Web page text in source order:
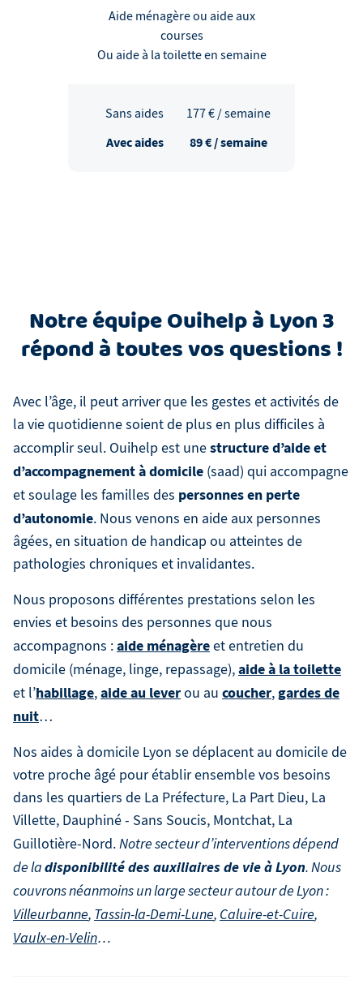
Aide ménagère ou aide aux
courses
Ou aide à la toilette en semaine
Sans aides 177€ / semaine
Avec aides 89€ / semaine
Notre équipe Ouihelp à Lyon 3
répond à toutes vos questions !
Avec l’âge, il peut arriver que les gestes et activités de
la vie quotidienne soient de plus en plus difficiles à
accomplir seul. Ouihelp est unestructure d’aide et
d’accompagnement à domicile (saad) qui accompagne
et soulage les familles des personnes en perte
d’autonomie. Nous venons en aide aux personnes
âgées, en situation de handicap ou atteintes de
pathologies chroniques et invalidantes.
Nous proposons différentes prestations selon les
envies et besoins des personnes que nous
accompagnons :aide ménagèreet entretien du
domicile (ménage, linge, repassage),aide à la toilette
et l’habillage,aide au leverou au coucher,gardes de
nuit…
Nos aides à domicile Lyon se déplacent au domicile de
votre proche âgé pour établir ensemble vos besoins
dans les quartiers de La Préfecture, La Part Dieu, La
Villette, Dauphiné - Sans Soucis, Montchat, La
Guillotière-Nord.Notre secteur d’interventions dépend
de ladisponibilité des auxiliaires de vie à Lyon. Nous
couvrons néanmoins un large secteur autour de Lyon :
Villeurbanne, Tassin-la-Demi-Lune, Caluire-et-Cuire,
Vaulx-en-Velin…